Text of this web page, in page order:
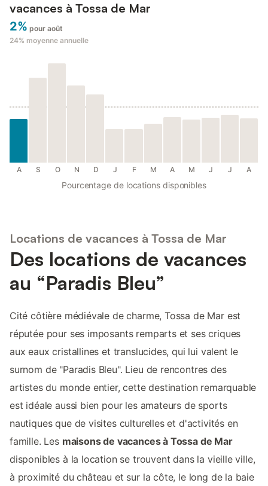
vacances à Tossa de Mar
2% pour août
24% moyenne annuelle
A S O N D J F M A M J J A
Pourcentage de locations disponibles
Locations de vacances à Tossa de Mar
Des locations de vacances
au “Paradis Bleu”
Cité côtière médiévale de charme, Tossa de Mar est
réputée pour ses imposants remparts et ses criques
aux eaux cristallines et translucides, qui lui valent le
surnom de "Paradis Bleu". Lieu de rencontres des
artistes du monde entier, cette destination remarquable
est idéale aussi bien pour les amateurs de sports
nautiques que de visites culturelles et d'activités en
famille. Les maisons de vacances à Tossa de Mar
disponibles à la location se trouvent dans la vieille ville,
à proximité du château et sur la côte, le long de la baie